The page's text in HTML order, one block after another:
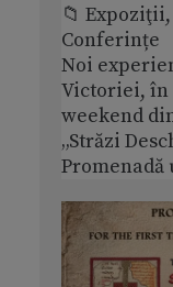
📁
Conferințe
Noi
Victoriei,
weekend
„Străzi
Promenadă